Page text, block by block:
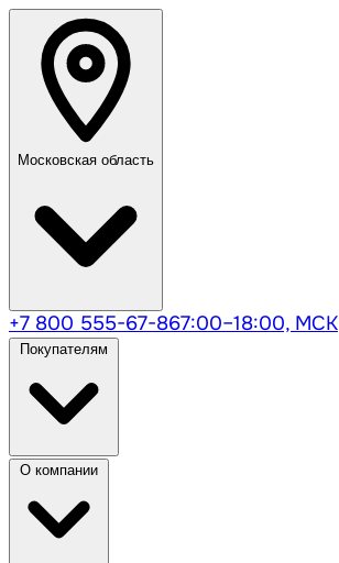
Московская область
+7 800 555-67-867:00–18:00, МСК